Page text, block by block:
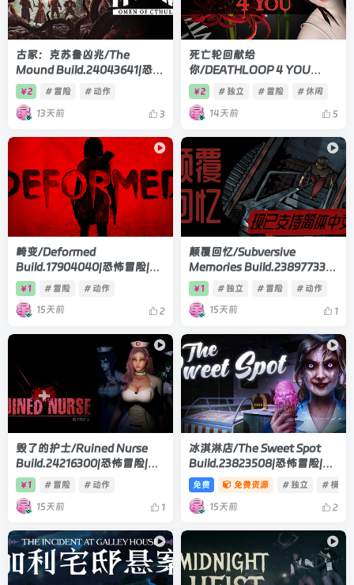
古冢：克苏鲁凶兆/The
Mound Build.24043641|恐怖
冒险|容量24GB|官方中文版
￥2 # 冒险 # 动作
13天前 3
死亡轮回献给
你/DEATHLOOP 4 YOU
Build.24198936|恐怖冒险|容
量10.3GB|官方中文版
￥2 # 独立 # 冒险 # 休闲
14天前 5
畸变/Deformed
Build.17904040|恐怖冒险|容
量4.9GB|官方中文版
￥1 # 冒险 # 动作
15天前 2
颠覆回忆/Subversive
Memories Build.23897733|
恐怖冒险|容量1.6GB|官方中文
版
￥1 # 独立 # 冒险 # 动作
15天前 1
毁了的护士/Ruined Nurse
Build.24216300|恐怖冒险|容
量4.6GB|官方中文版
￥1 # 冒险 # 动作
15天前 1
冰淇淋店/The Sweet Spot
Build.23823508|恐怖冒险|容
量307MB|官方中文版
免费 免费资源 # 独立 # 模拟
15天前 2